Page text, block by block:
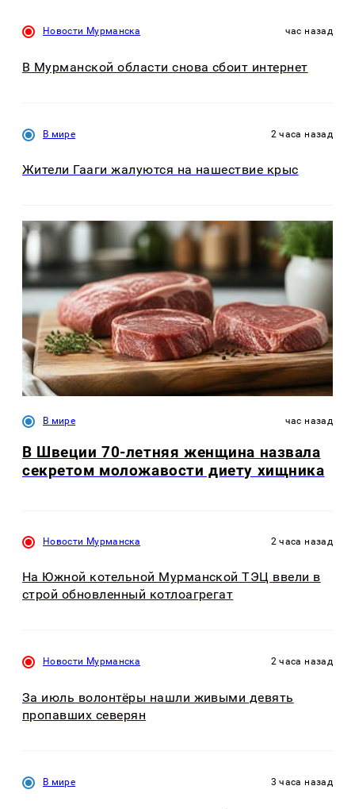
Новости Мурманска час назад
В Мурманской области снова сбоит интернет
В мире 2 часа назад
Жители Гааги жалуются на нашествие крыс
В мире час назад
В Швеции 70-летняя женщина назвала
секретом моложавости диету хищника
Новости Мурманска 2 часа назад
На Южной котельной Мурманской ТЭЦ ввели в
строй обновленный котлоагрегат
Новости Мурманска 2 часа назад
За июль волонтёры нашли живыми девять
пропавших северян
В мире 3 часа назад